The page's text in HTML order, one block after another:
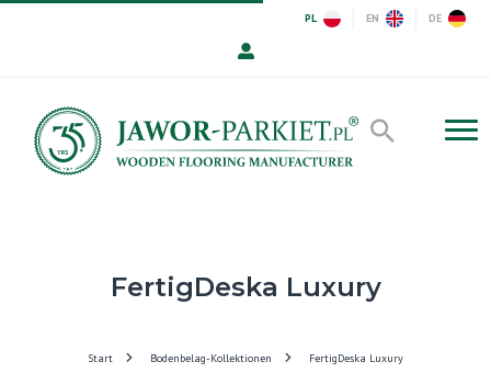
PL EN DE
FertigDeska Luxury
Start Bodenbelag-Kollektionen FertigDeska Luxury